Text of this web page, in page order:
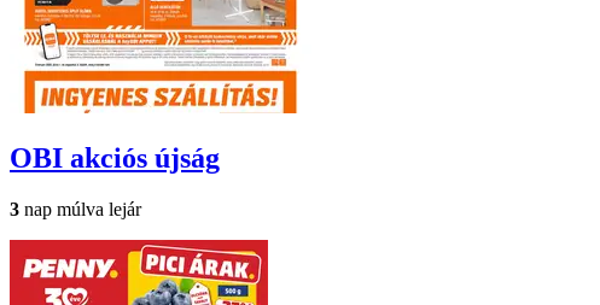
OBI akciós újság
3 nap múlva lejár